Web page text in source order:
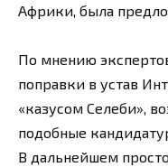
Африки, была
По мнению
поправки в устав
«казусом Селеби»,
подобные
В дальнейшем